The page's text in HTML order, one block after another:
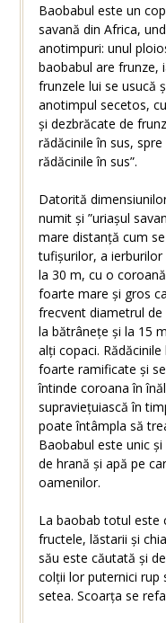
Baobabul este un
savană din Africa,
anotimpuri: unul
baobabul are frunze,
frunzele lui se usucă
anotimpul secetos,
și dezbrăcate de
rădăcinile în sus,
rădăcinile în sus”.
Datorită
numit și ”uriașul
mare distanță cum
tufișurilor, a
la 30 m, cu o
foarte mare și gros
frecvent diametrul
la bătrânețe și la 15
alți copaci.
foarte ramificate și
întinde coroana în
supraviețuiască în
poate întâmpla să
Baobabul este unic
de hrană și apă pe
oamenilor.
La baobab totul este
fructele, lăstarii și
său este căutată și
colții lor puternici rup
setea. Scoarța se